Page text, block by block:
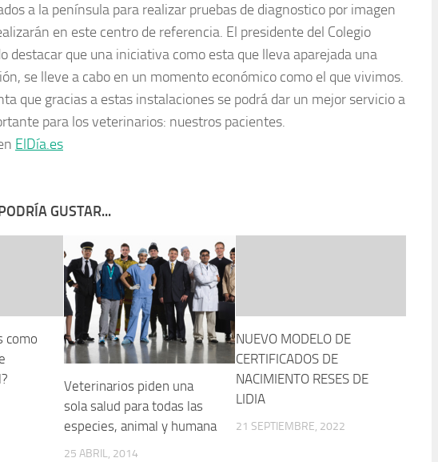
a la península para realizar pruebas de diagnostico por imagen
en este centro de referencia. El presidente del Colegio
destacar que una iniciativa como esta que lleva aparejada una
se lleve a cabo en un momento económico como el que vivimos.
que gracias a estas instalaciones se podrá dar un mejor servicio a
para los veterinarios: nuestros pacientes.
ElDía.es
GUSTAR...
como
Veterinarios piden una
sola salud para todas las
especies, animal y humana
25 ABRIL, 2014
NUEVO MODELO DE
CERTIFICADOS DE
NACIMIENTO RESES DE
LIDIA
21 SEPTIEMBRE, 2022